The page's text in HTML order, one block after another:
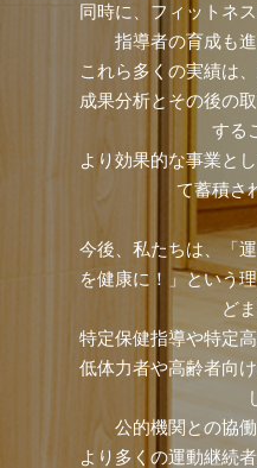
同時に、フィットネ
指導者の育成も
これら多くの実績は
成果分析とその後の
する
より効果的な事業と
て蓄積さ
今後、私たちは、「
を健康に！」という
ど
特定保健指導や特定
低体力者や高齢者向
公的機関との協
より多くの運動継続